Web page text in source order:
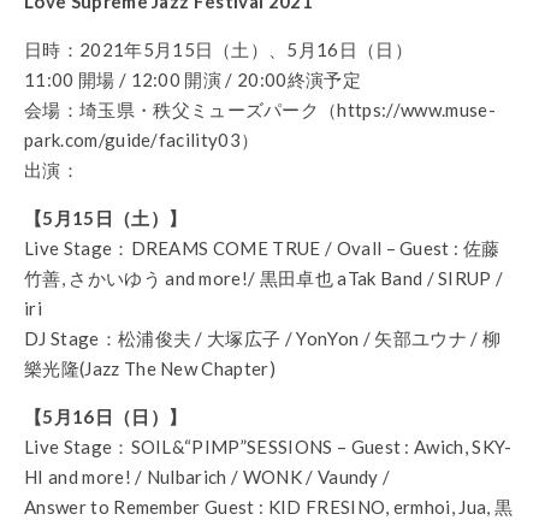
日時：2021年5月15日（土）、5月16日（日）
11:00 開場 / 12:00 開演 / 20:00終演予定
会場：埼玉県・秩父ミューズパーク（https://www.muse-
park.com/guide/facility03）
出演：
【5月15日（土）】
Live Stage：DREAMS COME TRUE / Ovall – Guest : 佐藤
竹善, さかいゆう and more!/ 黒田卓也 aTak Band / SIRUP /
iri
DJ Stage：松浦俊夫 / 大塚広子 / YonYon / 矢部ユウナ / 柳
樂光隆(Jazz The New Chapter)
【5月16日（日）】
Live Stage：SOIL&“PIMP”SESSIONS – Guest : Awich, SKY-
HI and more! / Nulbarich / WONK / Vaundy /
Answer to Remember Guest : KID FRESINO, ermhoi, Jua, 黒